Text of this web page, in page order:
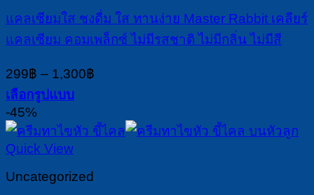
be
chosen
the
product
page
แคลเซียมใส ชงดื่ม ใส ทานง่าย Master Rabbit เคลียร์
แคลเซียม คอมเพล็กซ์ ไม่มีรสชาติ ไม่มีกลิ่น ไม่มีสี
299฿ – 1,300฿
through
1,300฿
เลือกรูปแบบ
This
product
has
multiple
variants.
-45%
Quick View
Uncategorized